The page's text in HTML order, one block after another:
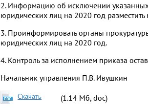
2. Информацию об исключении
юридических лиц на 2020 год
3. Проинформировать органы
юридических лиц на 2020 год.
4. Контроль за исполнением приказа
Начальник управления П.В. Ивушкин
Скачать (1.14 Мб, doc)